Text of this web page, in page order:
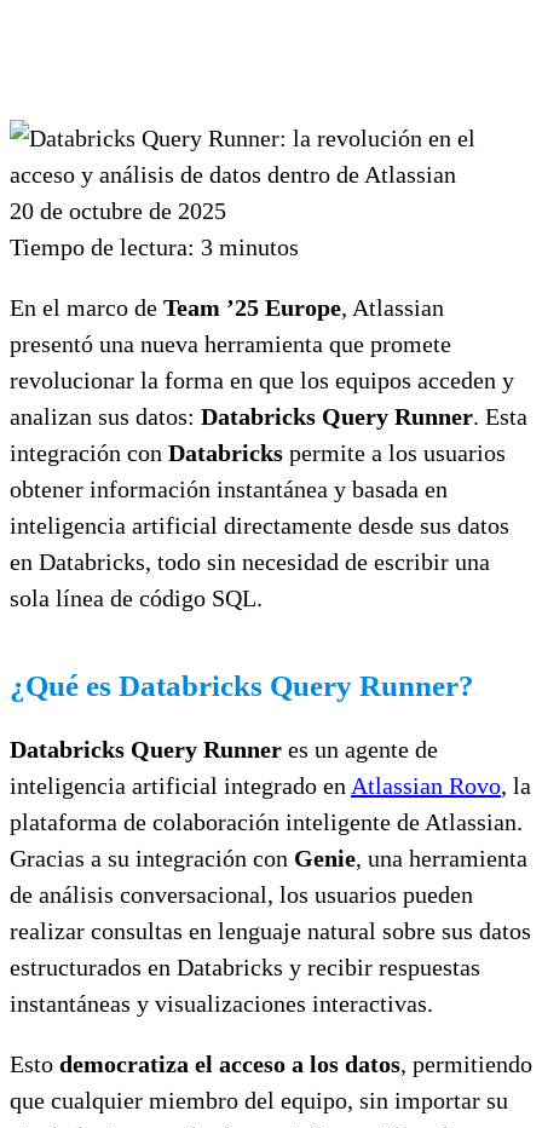
20 de octubre de 2025
Tiempo de lectura: 3 minutos
En el marco de Team ’25 Europe, Atlassian
presentó una nueva herramienta que promete
revolucionar la forma en que los equipos acceden y
analizan sus datos: Databricks Query Runner. Esta
integración con Databricks permite a los usuarios
obtener información instantánea y basada en
inteligencia artificial directamente desde sus datos
en Databricks, todo sin necesidad de escribir una
sola línea de código SQL.
¿Qué es Databricks Query Runner?
Databricks Query Runner es un agente de
inteligencia artificial integrado en Atlassian Rovo, la
plataforma de colaboración inteligente de Atlassian.
Gracias a su integración con Genie, una herramienta
de análisis conversacional, los usuarios pueden
realizar consultas en lenguaje natural sobre sus datos
estructurados en Databricks y recibir respuestas
instantáneas y visualizaciones interactivas.
Esto democratiza el acceso a los datos, permitiendo
que cualquier miembro del equipo, sin importar su